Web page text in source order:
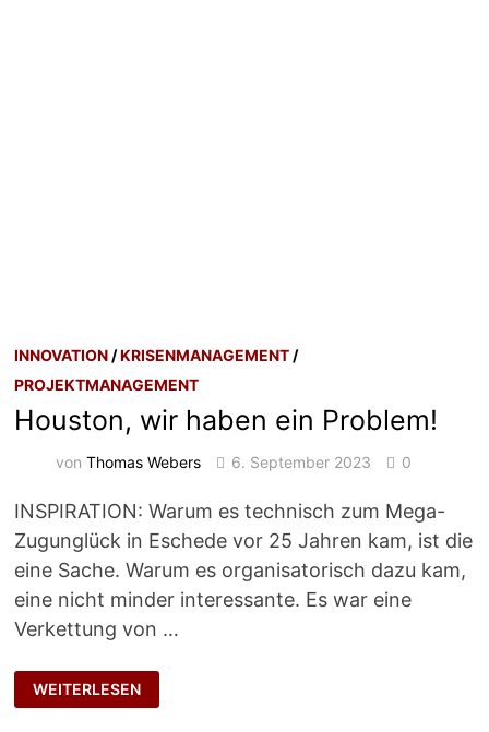
INNOVATION /KRISENMANAGEMENT /
PROJEKTMANAGEMENT
Houston, wir haben ein Problem!
vonThomas Webers 6. September 2023 0
INSPIRATION: Warum es technisch zum Mega-
Zugunglück in Eschede vor 25 Jahren kam, ist die
eine Sache. Warum es organisatorisch dazu kam,
eine nicht minder interessante. Es war eine
Verkettung von …
HOUSTON,
WIR
HABEN
WEITERLESEN